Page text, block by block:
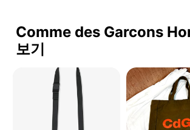
Comme des Garcons
보기